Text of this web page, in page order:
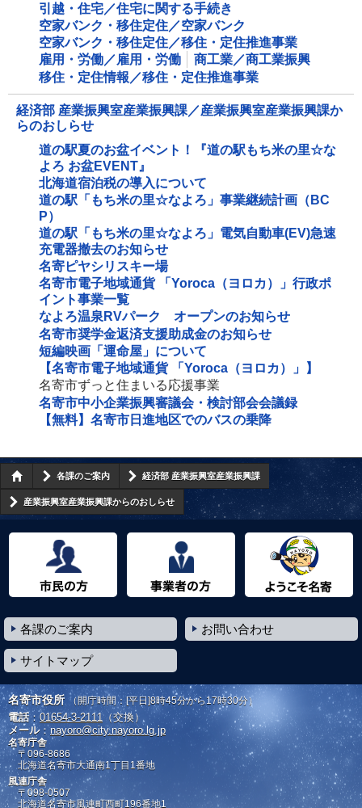
引越・住宅／住宅に関する手続き
空家バンク・移住定住／空家バンク
空家バンク・移住定住／移住・定住推進事業
雇用・労働／雇用・労働
商工業／商工業振興
移住・定住情報／移住・定住推進事業
経済部 産業振興室産業振興課／産業振興室産業振興課か
らのおしらせ
道の駅夏のお盆イベント！『道の駅もち米の里☆な
よろ お盆EVENT』
北海道宿泊税の導入について
道の駅「もち米の里☆なよろ」事業継続計画（BC
P）
道の駅「もち米の里☆なよろ」電気自動車(EV)急速
充電器撤去のお知らせ
名寄ピヤシリスキー場
名寄市電子地域通貨 「Yoroca（ヨロカ）」行政ポ
イント事業一覧
なよろ温泉RVパーク オープンのお知らせ
名寄市奨学金返済支援助成金のお知らせ
短編映画「運命屋」について
【名寄市電子地域通貨 「Yoroca（ヨロカ）」】
名寄市ずっと住まいる応援事業
名寄市中小企業振興審議会・検討部会会議録
【無料】名寄市日進地区でのバスの乗降
各課のご案内 経済部 産業振興室産業振興課
産業振興室産業振興課からのおしらせ
各課のご案内 お問い合わせ
サイトマップ
名寄市役所 （開庁時間：[平日]8時45分から17時30分）
電話： 01654-3-2111 （交換）
メール： nayoro@city.nayoro.lg.jp
名寄庁舎
〒096-8686
北海道名寄市大通南1丁目1番地
風連庁舎
〒098-0507
北海道名寄市風連町西町196番地1